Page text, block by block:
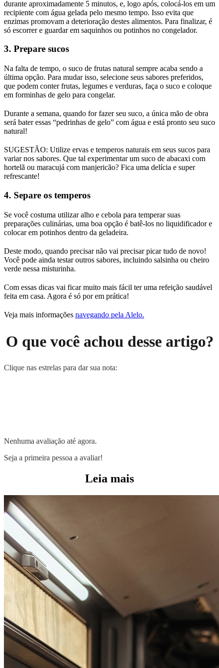
durante aproximadamente 5 minutos, e, logo após, colocá-los em um
recipiente com água gelada pelo mesmo tempo. Isso evita que
enzimas promovam a deterioração destes alimentos. Para finalizar, é
só escorrer e guardar em saquinhos ou potinhos no congelador.
3. Prepare sucos
Na falta de tempo, o suco de frutas natural sempre acaba sendo a
última opção. Para mudar isso, selecione seus sabores preferidos,
que podem conter frutas, legumes e verduras, faça o suco e coloque
em forminhas de gelo para congelar.
Durante a semana, quando for fazer seu suco, a única mão de obra
será bater essas “pedrinhas de gelo” com água e está pronto seu suco
natural!
SUGESTÃO: Utilize ervas e temperos naturais em seus sucos para
variar nos sabores. Que tal experimentar um suco de abacaxi com
hortelã ou maracujá com manjericão? Fica uma delícia e super
refrescante!
4. Separe os temperos
Se você costuma utilizar alho e cebola para temperar suas
preparações culinárias, uma boa opção é batê-los no liquidificador e
colocar em potinhos dentro da geladeira.
Deste modo, quando precisar não vai precisar picar tudo de novo!
Você pode ainda testar outros sabores, incluindo salsinha ou cheiro
verde nessa misturinha.
Com essas dicas vai ficar muito mais fácil ter uma refeição saudável
feita em casa. Agora é só por em prática!
Veja mais informações navegando pela Alelo.
O que você achou desse artigo?
Clique nas estrelas para dar sua nota:
Nenhuma avaliação até agora.
Seja a primeira pessoa a avaliar!
Leia mais